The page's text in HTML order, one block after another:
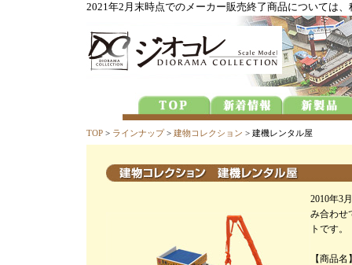
2021年2月末時点でのメーカー販売終了商品については
TOP > ラインナップ> 建物コレクション > 建機レンタル屋
2010年3
み合わせ
トです。
【商品